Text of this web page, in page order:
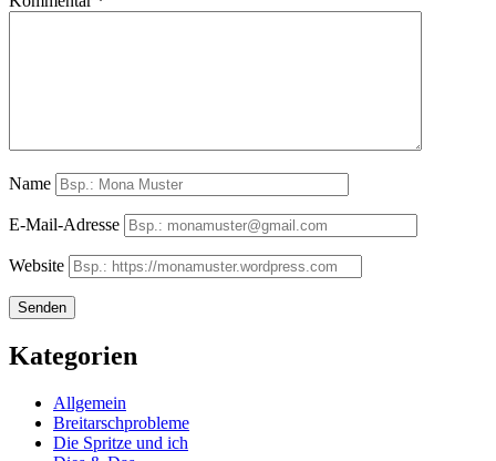
Name
E-Mail-Adresse
Website
Kategorien
Allgemein
Breitarschprobleme
Die Spritze und ich